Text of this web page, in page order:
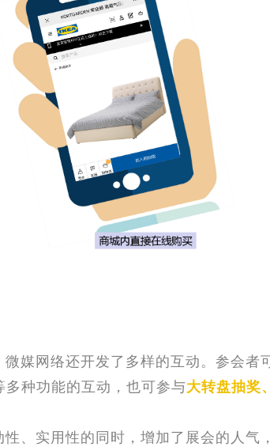
媒网络还开发了 多样的互动。 参会者
多种功能的互动 ，也可参与大转盘抽奖、
、实用性的同时，增加了展会的人气，